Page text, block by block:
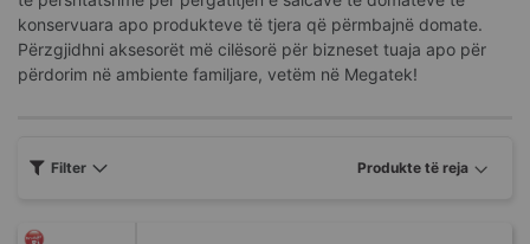
konservuara apo produkteve të tjera që përmbajnë domate.
Përzgjidhni aksesorët më cilësorë për bizneset tuaja apo për
përdorim në ambiente familjare, vetëm në Megatek!
Filter